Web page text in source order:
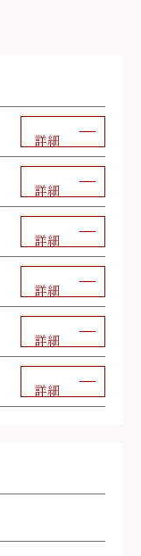
詳細
詳細
詳細
詳細
詳細
詳細